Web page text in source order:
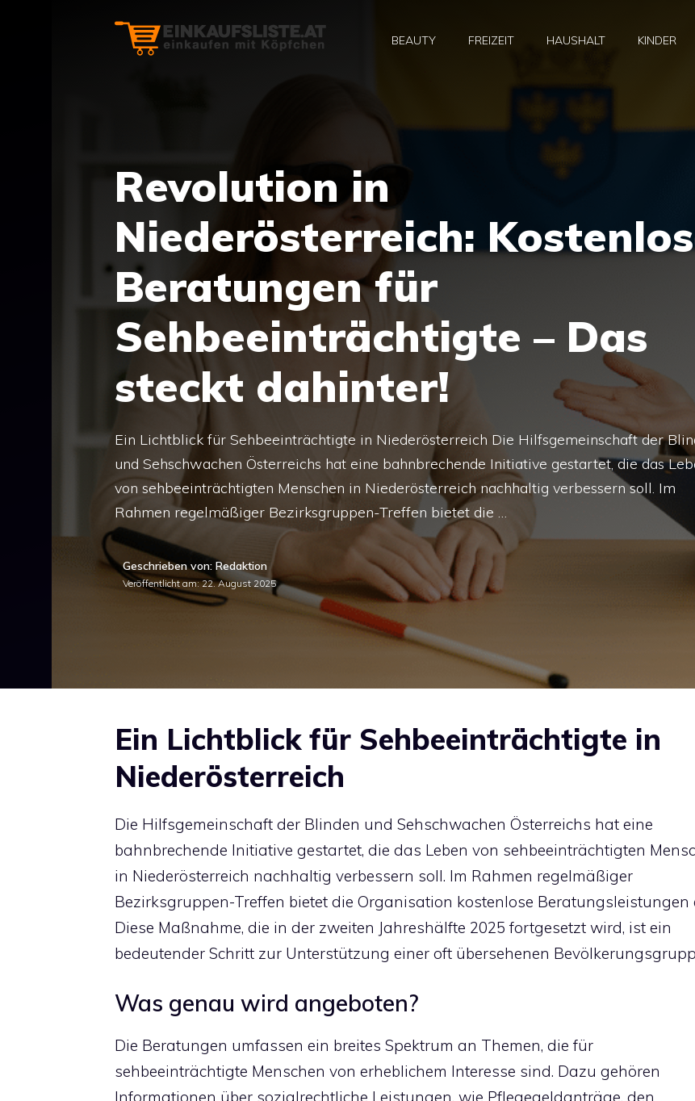
BEAUTY FREIZEIT HAUSHALT KINDER
Revolution in
Niederösterreich:
Beratungen für
Sehbeeinträchtigte – Das
steckt dahinter!
Ein Lichtblick für Sehbeeinträchtigte in Niederösterreich Die Hilfsgemeinschaft der
und Sehschwachen Österreichs hat eine bahnbrechende Initiative gestartet, die das
von sehbeeinträchtigten Menschen in Niederösterreich nachhaltig verbessern soll. Im
Rahmen regelmäßiger Bezirksgruppen-Treffen bietet die …
Geschrieben von: Redaktion
Veröffentlicht am:22. August 2025
Ein Lichtblick für Sehbeeinträchtigte in
Niederösterreich
Die Hilfsgemeinschaft der Blinden und Sehschwachen Österreichs hat eine
bahnbrechende Initiative gestartet, die das Leben von sehbeeinträchtigten
in Niederösterreich nachhaltig verbessern soll. Im Rahmen regelmäßiger
Bezirksgruppen-Treffen bietet die Organisation kostenlose Beratungsleistungen
Diese Maßnahme, die in der zweiten Jahreshälfte 2025 fortgesetzt wird, ist ein
bedeutender Schritt zur Unterstützung einer oft übersehenen
Was genau wird angeboten?
Die Beratungen umfassen ein breites Spektrum an Themen, die für
sehbeeinträchtigte Menschen von erheblichem Interesse sind. Dazu gehören
Informationen über sozialrechtliche Leistungen, wie Pflegegeldanträge, den